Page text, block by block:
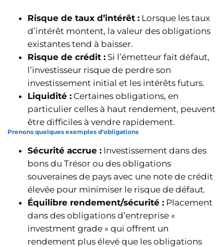
Risque de taux d’intérêt : Lorsque les taux
d’intérêt montent, la valeur des obligations
existantes tend à baisser.
Risque de crédit : Si l’émetteur fait défaut,
l’investisseur risque de perdre son
investissement initial et les intérêts futurs.
Liquidité : Certaines obligations, en
particulier celles à haut rendement, peuvent
être difficiles à vendre rapidement.
Prenons quelques exemples d’obligations
Sécurité accrue : Investissement dans des
bons du Trésor ou des obligations
souveraines de pays avec une note de crédit
élevée pour minimiser le risque de défaut.
Équilibre rendement/sécurité : Placement
dans des obligations d’entreprise «
investment grade » qui offrent un
rendement plus élevé que les obligations